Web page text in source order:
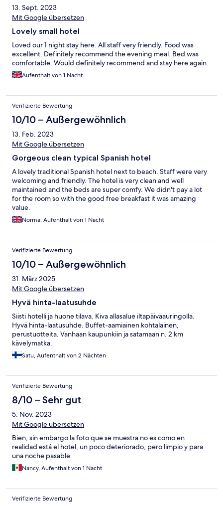
13. Sept. 2023
Mit Google übersetzen
Lovely small hotel
Loved our 1 night stay here. All staff very friendly. Food was
excellent. Definitely recommend the evening meal. Bed was
comfortable. Would definitely recommend and stay here again.
Aufenthalt von 1 Nacht
Verifizierte Bewertung
10/10 – Außergewöhnlich
13. Feb. 2023
Mit Google übersetzen
Gorgeous clean typical Spanish hotel
A lovely traditional Spanish hotel next to beach. Staff were very
welcoming and friendly. The hotel is very clean and well
maintained and the beds are super comfy. We didn't pay a lot
for the room so with the good free breakfast it was amazing
value.
Norma, Aufenthalt von 1 Nacht
Verifizierte Bewertung
10/10 – Außergewöhnlich
31. März 2025
Mit Google übersetzen
Hyvä hinta-laatusuhde
Siisti hotelli ja huone tilava. Kiva allasalue iltapäiväauringolla.
Hyvä hinta-laatusuhde. Buffet-aamiainen kohtalainen,
perustuotteita. Vanhaan kaupunkiin ja satamaan n. 2 km
kävelymatka.
Satu, Aufenthalt von 2 Nächten
Verifizierte Bewertung
8/10 – Sehr gut
5. Nov. 2023
Mit Google übersetzen
Bien, sin embargo la foto que se muestra no es como en
realidad está el hotel, un poco deteriorado, pero limpio y para
una noche pasable
Nancy, Aufenthalt von 1 Nacht
Verifizierte Bewertung